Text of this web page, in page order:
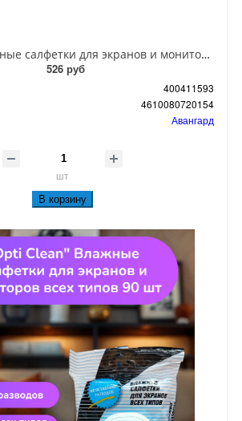
Opti Clean Влажные салфетки для экранов и мониторов всех типов 50 шт
526 руб
400411593
4610080720154
Авангард
шт
В корзину